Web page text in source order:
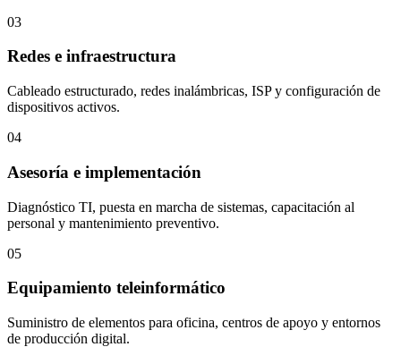
03
Redes e infraestructura
Cableado estructurado, redes inalámbricas, ISP y configuración de
dispositivos activos.
04
Asesoría e implementación
Diagnóstico TI, puesta en marcha de sistemas, capacitación al
personal y mantenimiento preventivo.
05
Equipamiento teleinformático
Suministro de elementos para oficina, centros de apoyo y entornos
de producción digital.